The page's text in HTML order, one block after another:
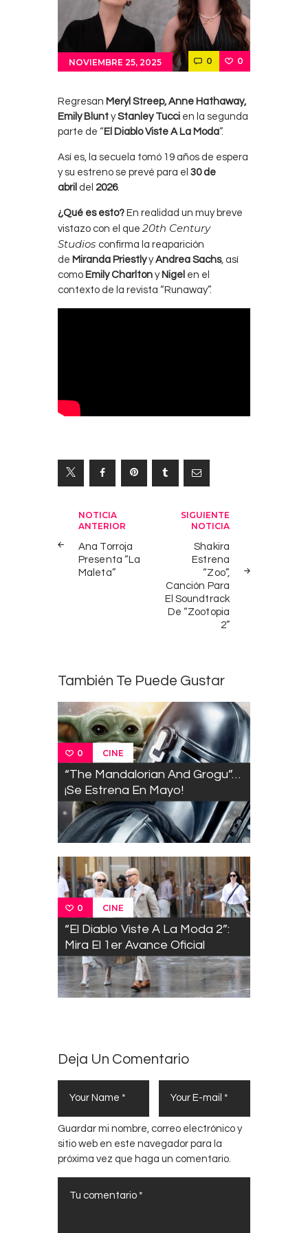
NOVIEMBRE 25, 2025 0 0
Regresan Meryl Streep, Anne Hathaway,
Emily Blunt yStanley Tucci en la segunda
parte de “ El Diablo Viste A La Moda”.
Así es, la secuela tomó 19 años de espera
y su estreno se prevé para el 30 de
abril del 2026.
¿Qué es esto? En realidad un muy breve
vistazo con el que 20th Century
Studios confirma la reaparición
de Miranda PriestlyyAndrea Sachs, así
como Emily Charlton y Nigel en el
contexto de la revista “Runaway”.
Navegación
de
entradas
NOTICIA
ANTERIOR
Ana Torroja
Presenta “La
Maleta”
SIGUIENTE
NOTICIA
Shakira
Estrena
“Zoo”,
Canción Para
El Soundtrack
De “Zootopia
2”
También Te Puede Gustar
0 CINE
“The Mandalorian And Grogu”…
¡Se Estrena En Mayo!
0 CINE
“El Diablo Viste A La Moda 2”:
Mira El 1er Avance Oficial
Deja Un Comentario
Guardar mi nombre, correo electrónico y
sitio web en este navegador para la
próxima vez que haga un comentario.